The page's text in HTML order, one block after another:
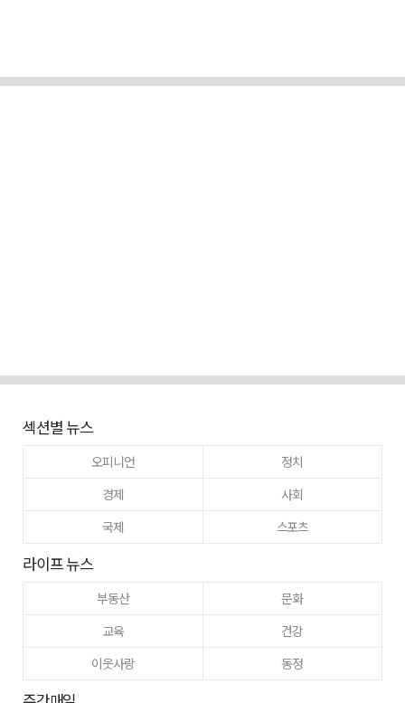
섹션별 뉴스
오피니언
정치
경제
사회
국제
스포츠
라이프 뉴스
부동산
문화
교육
건강
이웃사랑
동정